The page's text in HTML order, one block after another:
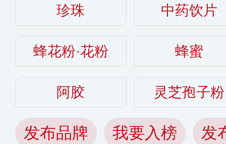
珍珠 中药饮片
蜂花粉·花粉 蜂蜜
阿胶 灵芝孢子粉
发布品牌 我要入榜 发